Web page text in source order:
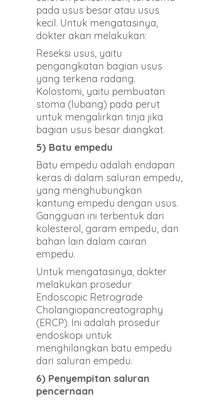
pada usus besar atau usus
kecil. Untuk mengatasinya,
dokter akan melakukan:
Reseksi usus, yaitu
pengangkatan bagian usus
yang terkena radang.
Kolostomi, yaitu pembuatan
stoma (lubang) pada perut
untuk mengalirkan tinja jika
bagian usus besar diangkat.
5) Batu empedu
Batu empedu adalah endapan
keras di dalam saluran empedu,
yang menghubungkan
kantung empedu dengan usus.
Gangguan ini terbentuk dari
kolesterol, garam empedu, dan
bahan lain dalam cairan
empedu.
Untuk mengatasinya, dokter
melakukan prosedur
Endoscopic Retrograde
Cholangiopancreatography
(ERCP). Ini adalah prosedur
endoskopi untuk
menghilangkan batu empedu
dari saluran empedu.
6) Penyempitan saluran
pencernaan